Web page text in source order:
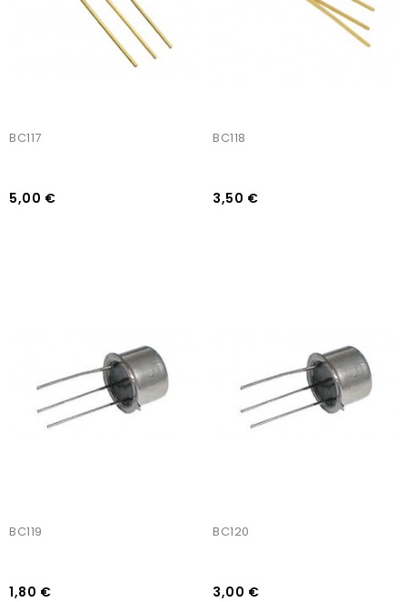
BC117
5,00 €
BC118
3,50 €
BC119
1,80 €
BC120
3,00 €